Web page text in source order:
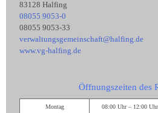
83128 Halfing
08055 9053-0
08055 9053-33
verwaltungsgemeinschaft@halfing.de
www.vg-halfing.de
Öffnungszeiten des
Montag 08:00 Uhr – 12:00 Uhr